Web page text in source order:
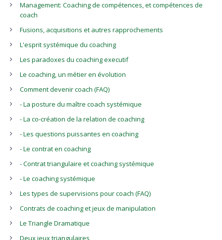
Management: Coaching de compétences, et compétences de
coach
Fusions, acquisitions et autres rapprochements
L'esprit systémique du coaching
Les paradoxes du coaching executif
Le coaching, un métier en évolution
Comment devenir coach (FAQ)
- La posture du maître coach systémique
- La co-création de la relation de coaching
- Les questions puissantes en coaching
- Le contrat en coaching
- Contrat triangulaire et coaching systémique
- Le coaching systémique
Les types de supervisions pour coach (FAQ)
Contrats de coaching et jeux de manipulation
Le Triangle Dramatique
Deux jeux triangulaires